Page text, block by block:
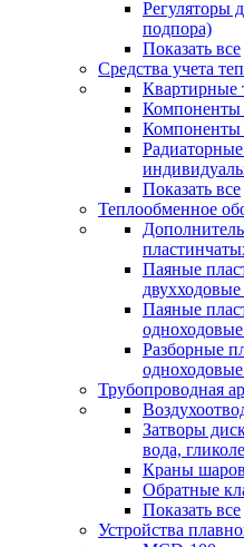
Регуляторы
подпора)
Показать все
Средства учета
Квартирные
Компоненты
Показать все
Теплообменное
Паяные
Паяные
Разборные
Трубопроводная
Затворы
вода,
Краны
Обратные
Показать все
Устройства